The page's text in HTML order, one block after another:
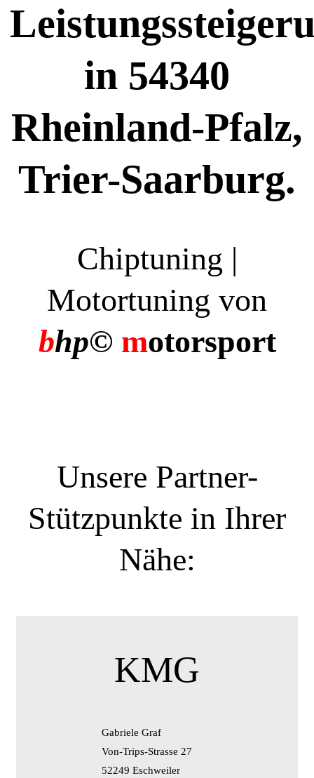
in 54340
Rheinland-Pfalz,
Trier-Saarburg.
Chiptuning |
Motortuning von
bhp© motorsport
Unsere Partner-
Stützpunkte in Ihrer
Nähe:
KMG
Gabriele Graf
Von-Trips-Strasse 27
52249 Eschweiler